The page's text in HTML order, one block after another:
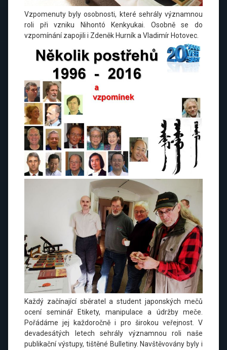
Vzpomenuty byly osobnosti, které sehrály významnou
roli při vzniku Nihontó Kenkyukai. Osobně se do
vzpomínání zapojili i Zdeněk Hurník a Vladimír Hotovec.
Každý začínající sběratel a student japonských mečů
ocení seminář Etikety, manipulace a údržby meče.
Pořádáme jej každoročně i pro širokou veřejnost. V
devadesátých letech sehrály významnou roli naše
publikační výstupy, tištěné Bulletiny. Navštěvovány byly i